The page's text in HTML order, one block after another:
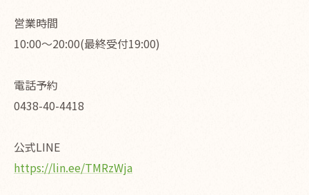
営業時間
10:00〜20:00(最終受付19:00)
電話予約
0438-40-4418
公式LINE
https://lin.ee/TMRzWja